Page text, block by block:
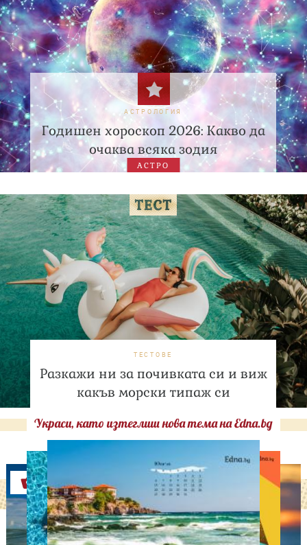
АСТРОЛОГИЯ
Годишен хороскоп 2026: Какво да
очаква всяка зодия
АСТРО
ТЕСТОВЕ
Разкажи ни за почивката си и виж
какъв морски типаж си
Украси, като изтеглиш нова тема на Edna.bg
Оферти
ЛЮБОПИТНО